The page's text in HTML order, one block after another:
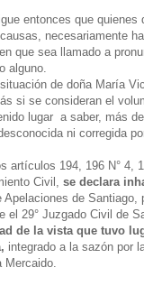
entonces que
necesariamente
que sea llamado a
alguno.
de doña María
si se consideran el
lugar a saber, más
ni corregida
artículos 194, 196 N° 4,
Civil, se declara
de
29° Juzgado Civil de
de la vista que tuvo
integrado a la sazón por